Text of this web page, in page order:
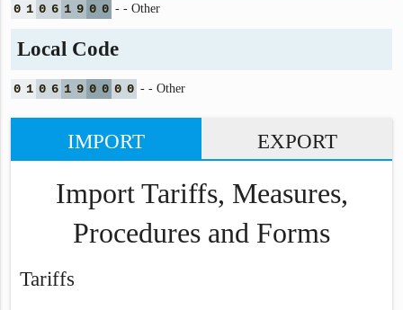
0 1 0 6 1 9 0 0 - - Other
Local Code
0 1 0 6 1 9 0 0 0 0 - - Other
IMPORT EXPORT
Import Tariffs, Measures,
Procedures and Forms
Tariffs